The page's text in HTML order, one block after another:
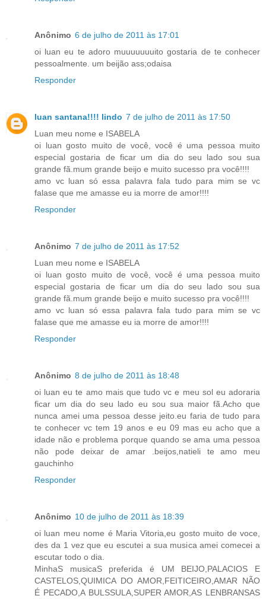
Anônimo 6 de julho de 2011 às 17:01
oi luan eu te adoro muuuuuuuito gostaria de te conhecer
pessoalmente. um beijão ass;odaisa
Responder
luan santana!!!! lindo 7 de julho de 2011 às 17:50
Luan meu nome e ISABELA
oi luan gosto muito de você, você é uma pessoa muito
especial gostaria de ficar um dia do seu lado sou sua
grande fã.mum grande beijo e muito sucesso pra você!!!!
amo vc luan só essa palavra fala tudo para mim se vc
falase que me amasse eu ia morre de amor!!!!
Responder
Anônimo 7 de julho de 2011 às 17:52
Luan meu nome e ISABELA
oi luan gosto muito de você, você é uma pessoa muito
especial gostaria de ficar um dia do seu lado sou sua
grande fã.mum grande beijo e muito sucesso pra você!!!!
amo vc luan só essa palavra fala tudo para mim se vc
falase que me amasse eu ia morre de amor!!!!
Responder
Anônimo 8 de julho de 2011 às 18:48
oi luan eu te amo mais que tudo vc e meu sol eu adoraria
ficar um dia do seu lado eu sou sua maior fã.Acho que
nunca amei uma pessoa desse jeito.eu faria de tudo para
te conhecer vc tem 19 anos e eu 09 mas eu acho que a
idade não e problema porque quando se ama uma pessoa
não pode deixar de amar .beijos,natieli te amo meu
gauchinho
Responder
Anônimo 10 de julho de 2011 às 18:39
oi luan meu nome é Maria Vitoria,eu gosto muito de voce,
des da 1 vez que eu escutei a sua musica amei comecei a
escutar todo o dia.
MinhaS musicaS preferida é UM BEIJO,PALACIOS E
CASTELOS,QUIMICA DO AMOR,FEITICEIRO,AMAR NÃO
É PECADO,A BULSSULA,SUPER AMOR,AS LENBRANSAS